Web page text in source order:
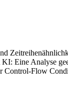
Eine Analyse
Control-Flow